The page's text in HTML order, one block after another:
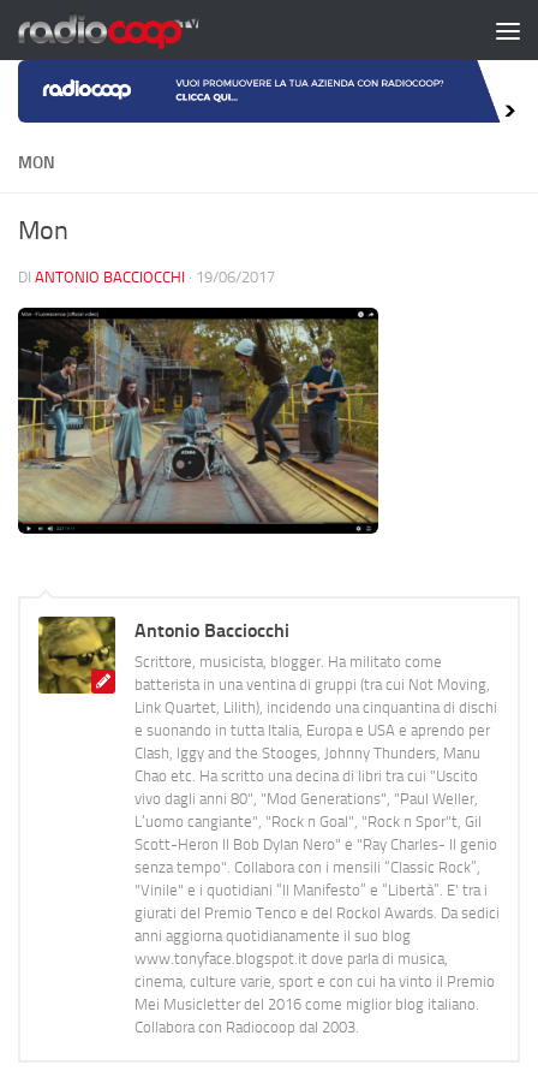
Salta al contenuto
MON
Mon
DI ANTONIO BACCIOCCHI · 19/06/2017
Antonio Bacciocchi
Scrittore, musicista, blogger. Ha militato come
batterista in una ventina di gruppi (tra cui Not Moving,
Link Quartet, Lilith), incidendo una cinquantina di dischi
e suonando in tutta Italia, Europa e USA e aprendo per
Clash, Iggy and the Stooges, Johnny Thunders, Manu
Chao etc. Ha scritto una decina di libri tra cui "Uscito
vivo dagli anni 80", "Mod Generations", "Paul Weller,
L’uomo cangiante", "Rock n Goal", "Rock n Spor"t, Gil
Scott-Heron Il Bob Dylan Nero" e "Ray Charles- Il genio
senza tempo". Collabora con i mensili “Classic Rock”,
"Vinile" e i quotidiani “Il Manifesto” e “Libertà”. E' tra i
giurati del Premio Tenco e del Rockol Awards. Da sedici
anni aggiorna quotidianamente il suo blog
www.tonyface.blogspot.it dove parla di musica,
cinema, culture varie, sport e con cui ha vinto il Premio
Mei Musicletter del 2016 come miglior blog italiano.
Collabora con Radiocoop dal 2003.